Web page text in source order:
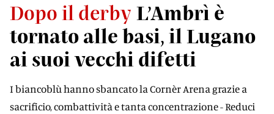
Dopo il derby L’Ambrì è
tornato alle basi, il Lugano
ai suoi vecchi difetti
I biancoblù hanno sbancato la Cornèr Arena grazie a
sacrificio, combattività e tanta concentrazione - Reduci